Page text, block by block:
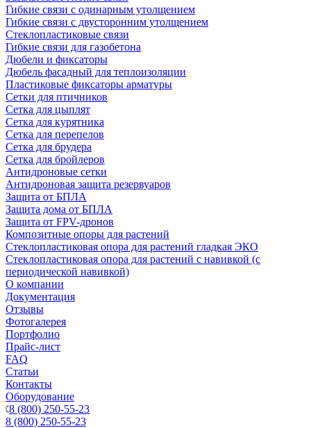
Гибкие связи с одинарным утолщением
Гибкие связи с двусторонним утолщением
Стеклопластиковые связи
Гибкие связи для газобетона
Дюбели и фиксаторы
Дюбель фасадный для теплоизоляции
Пластиковые фиксаторы арматуры
Сетки для птичников
Сетка для цыплят
Сетка для курятника
Сетка для перепелов
Сетка для брудера
Сетка для бройлеров
Антидроновые сетки
Антидроновая защита резервуаров
Защита от БПЛА
Защита дома от БПЛА
Защита от FPV-дронов
Композитные опоры для растений
Стеклопластиковая опора для растений гладкая ЭКО
Стеклопластиковая опора для растений с навивкой (с
периодической навивкой)
О компании
Документация
Отзывы
Фотогалерея
Портфолио
Прайс-лист
FAQ
Статьи
Контакты
Оборудование
8 (800) 250-55-23
8 (800) 250-55-23